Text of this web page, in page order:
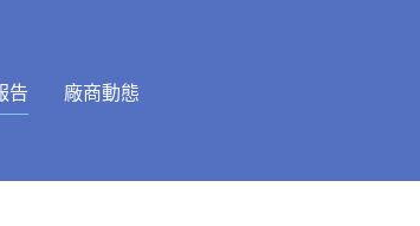
告 廠商動態